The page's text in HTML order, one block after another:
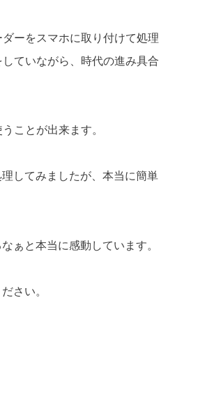
ーをスマホに取り付けて処理
ていながら、時代の進み具合
ことが出来ます。
してみましたが、本当に簡単
ぁと本当に感動しています。
さい。